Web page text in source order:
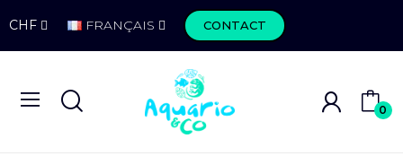
CHF FRANÇAIS CONTACT
0